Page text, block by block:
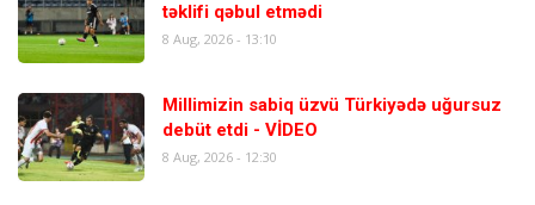
təklifi qəbul etmədi
8 Aug, 2026 - 13:10
Millimizin sabiq üzvü Türkiyədə uğursuz
debüt etdi - VİDEO
8 Aug, 2026 - 12:30